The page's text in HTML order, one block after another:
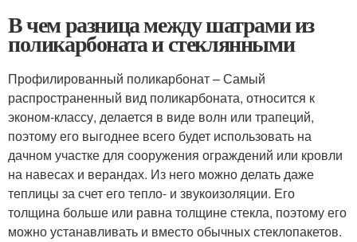
В чем разница между шатрами из
поликарбоната и стеклянными
Профилированный поликарбонат – Самый
распространенный вид поликарбоната, относится к
эконом-классу, делается в виде волн или трапеций,
поэтому его выгоднее всего будет использовать на
дачном участке для сооружения ограждений или кровли
на навесах и верандах. Из него можно делать даже
теплицы за счет его тепло- и звукоизоляции. Его
толщина больше или равна толщине стекла, поэтому его
можно устанавливать и вместо обычных стеклопакетов.